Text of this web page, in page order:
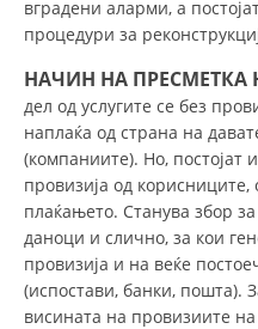
MATERIAL
вградени аларми, а
процедури за
НАЧИН НА ПРЕСМЕТКА
дел од услугите се без
наплаќа од страна на
(компаниите). Но, постојат
провизија од
плаќањето. Станува збор
даноци и слично, за кои
провизија и на веќе
(испостави, банки, пошта).
висината на провизиите